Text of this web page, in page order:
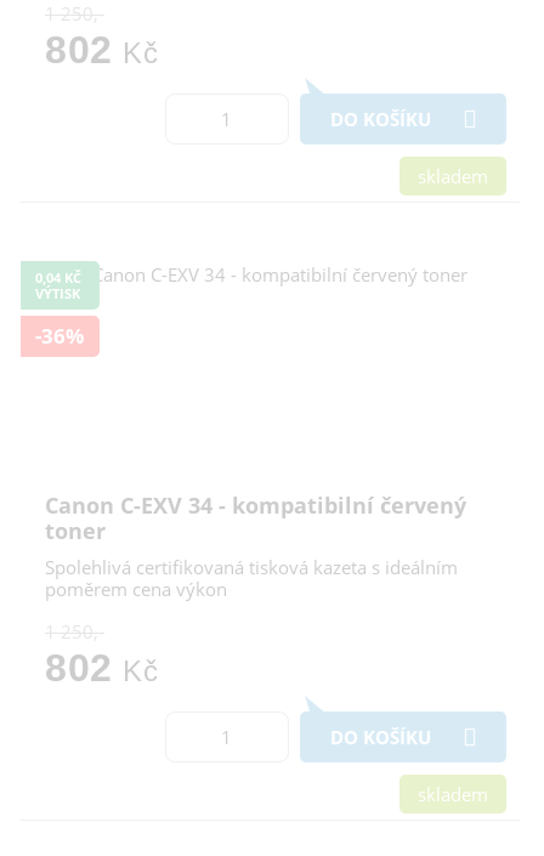
1 250,-
802 Kč
DO KOŠÍKU
skladem
0,04 KČ
VÝTISK
-36%
Canon C-EXV 34 - kompatibilní červený
toner
Spolehlivá certifikovaná tisková kazeta s ideálním
poměrem cena výkon
1 250,-
802 Kč
DO KOŠÍKU
skladem